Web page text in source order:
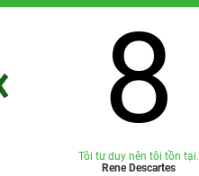
8
Tôi tư duy nên tôi tồn tại.
Rene Descartes